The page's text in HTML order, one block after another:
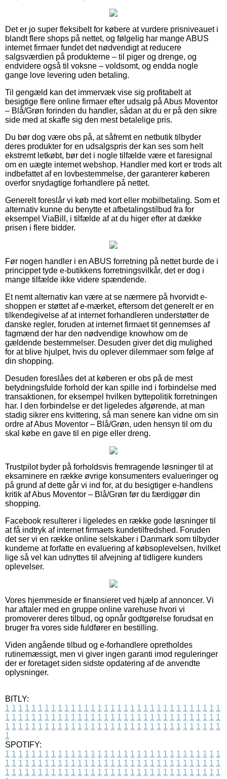
Det er jo super fleksibelt for købere at vurdere prisniveauet i
blandt flere shops på nettet, og følgelig har mange ABUS
internet firmaer fundet det nødvendigt at reducere
salgsværdien på produkterne – til piger og drenge, og
endvidere også til voksne – voldsomt, og endda nogle
gange love levering uden betaling.
Til gengæld kan det immervæk vise sig profitabelt at
besigtige flere online firmaer efter udsalg på Abus Moventor
– Blå/Grøn forinden du handler, sådan at du er på den sikre
side med at skaffe sig den mest betalelige pris.
Du bør dog være obs på, at såfremt en netbutik tilbyder
deres produkter for en udsalgspris der kan ses som helt
ekstremt letkøbt, bør det i nogle tilfælde være et faresignal
om en uægte internet webshop. Handler med kort er trods alt
indbefattet af en lovbestemmelse, der garanterer køberen
overfor snydagtige forhandlere på nettet.
Generelt foreslår vi køb med kort eller mobilbetaling. Som et
alternativ kunne du benytte et afbetalingstilbud fra for
eksempel ViaBill, i tilfælde af at du higer efter at dække
prisen i flere bidder.
Før nogen handler i en ABUS forretning på nettet burde de i
princippet tyde e-butikkens forretningsvilkår, det er dog i
mange tilfælde ikke videre spændende.
Et nemt alternativ kan være at se nærmere på hvorvidt e-
shoppen er støttet af e-mærket, eftersom det generelt er en
tilkendegivelse af at internet forhandleren understøtter de
danske regler, foruden at internet firmaet tit gennemses af
fagmænd der har den nødvendige knowhow om de
gældende bestemmelser. Desuden giver det dig mulighed
for at blive hjulpet, hvis du oplever dilemmaer som følge af
din shopping.
Desuden foreslåes det at køberen er obs på de mest
betydningsfulde forhold der kan spille ind i forbindelse med
transaktionen, for eksempel hvilken byttepolitik forretningen
har. I den forbindelse er det ligeledes afgørende, at man
stadig sikrer ens kvittering, så man senere kan vidne om sin
ordre af Abus Moventor – Blå/Grøn, uden hensyn til om du
skal købe en gave til en pige eller dreng.
Trustpilot byder på forholdsvis fremragende løsninger til at
eksaminere en række øvrige konsumenters evalueringer og
på grund af dette går vi ind for, at du besigtiger e-handlens
kritik af Abus Moventor – Blå/Grøn før du færdiggør din
shopping.
Facebook resulterer i ligeledes en række gode løsninger til
at få indtryk af internet firmaets kundetilfredshed. Foruden
det ser vi en række online selskaber i Danmark som tilbyder
kunderne at forfatte en evaluering af købsoplevelsen, hvilket
lige så vel kan udnyttes til afvejning af tidligere kunders
oplevelser.
Vores hjemmeside er finansieret ved hjælp af annoncer. Vi
har aftaler med en gruppe online varehuse hvori vi
promoverer deres tilbud, og opnår godtgørelse forudsat en
bruger fra vores side fuldfører en bestilling.
Viden angående tilbud og e-forhandlere opretholdes
rutinemæssigt, men vi giver ingen garanti imod reguleringer
der er foretaget siden sidste opdatering af de anvendte
oplysninger.
BITLY:
1 1 1 1 1 1 1 1 1 1 1 1 1 1 1 1 1 1 1 1 1 1 1 1 1 1 1 1 1 1 1 1 1
1 1 1 1 1 1 1 1 1 1 1 1 1 1 1 1 1 1 1 1 1 1 1 1 1 1 1 1 1 1 1 1 1
1 1 1 1 1 1 1 1 1 1 1 1 1 1 1 1 1 1 1 1 1 1 1 1 1 1 1 1 1 1 1 1 1
1
SPOTIFY:
1 1 1 1 1 1 1 1 1 1 1 1 1 1 1 1 1 1 1 1 1 1 1 1 1 1 1 1 1 1 1 1 1
1 1 1 1 1 1 1 1 1 1 1 1 1 1 1 1 1 1 1 1 1 1 1 1 1 1 1 1 1 1 1 1 1
1 1 1 1 1 1 1 1 1 1 1 1 1 1 1 1 1 1 1 1 1 1 1 1 1 1 1 1 1 1 1 1 1